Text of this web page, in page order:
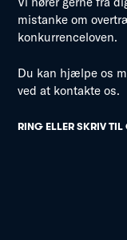
mistanke om
konkurrenceloven.
Du kan hjælpe os
ved at kontakte os.
RING ELLER SKRIV